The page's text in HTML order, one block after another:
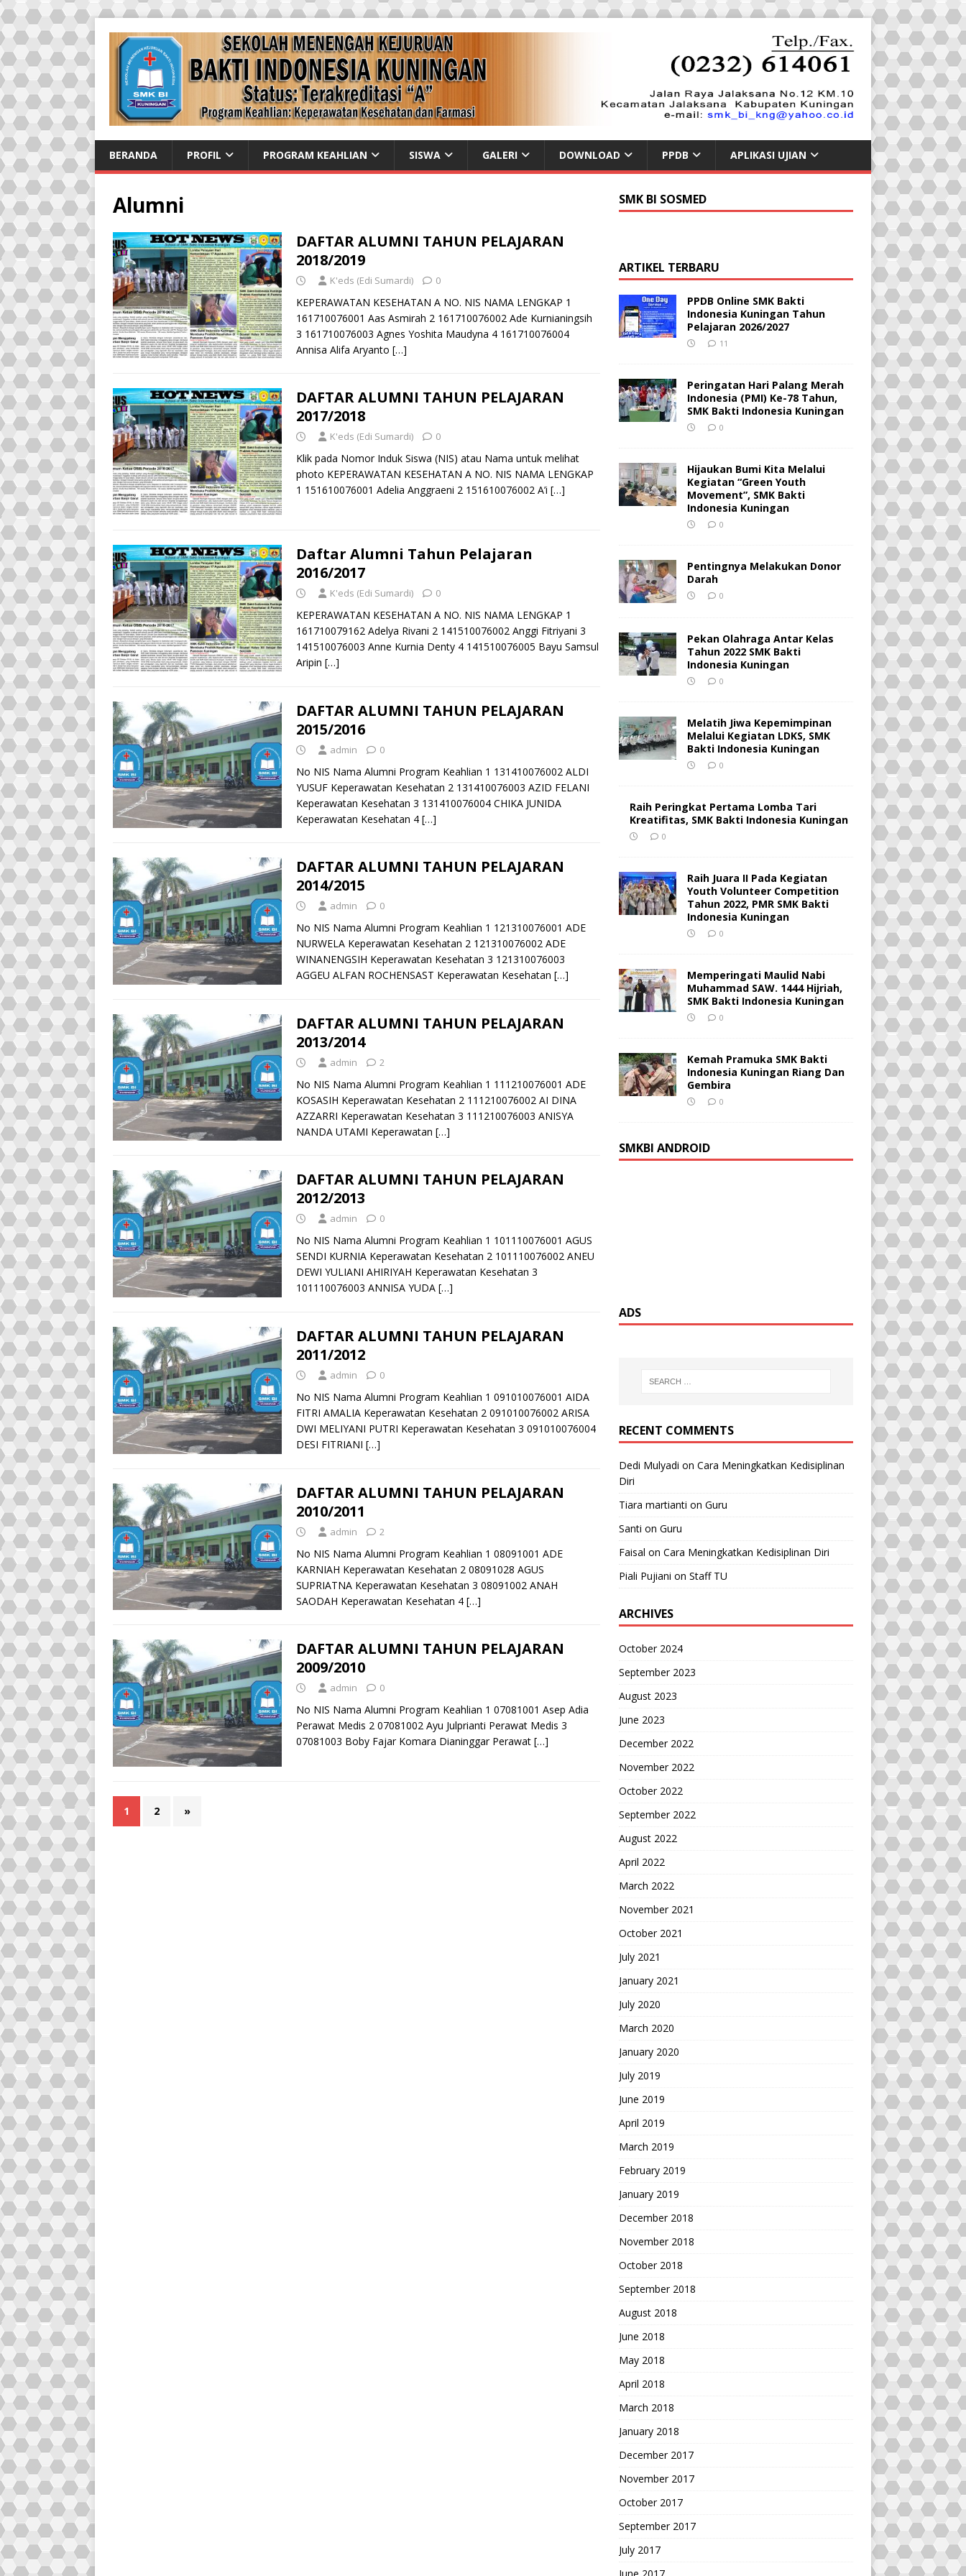
BERANDA PROFIL PROGRAM KEAHLIAN SISWA GALERI DOWNLOAD PPDB APLIKASI UJIAN
Alumni
DAFTAR ALUMNI TAHUN PELAJARAN
2018/2019
K'eds (Edi Sumardi) 0
KEPERAWATAN KESEHATAN A NO. NIS NAMA LENGKAP 1
161710076001 Aas Asmirah 2 161710076002 Ade Kurnianingsih
3 161710076003 Agnes Yoshita Maudyna 4 161710076004
Annisa Alifa Aryanto […]
DAFTAR ALUMNI TAHUN PELAJARAN
2017/2018
K'eds (Edi Sumardi) 0
Klik pada Nomor Induk Siswa (NIS) atau Nama untuk melihat
photo KEPERAWATAN KESEHATAN A NO. NIS NAMA LENGKAP
1 151610076001 Adelia Anggraeni 2 151610076002 A’i […]
Daftar Alumni Tahun Pelajaran
2016/2017
K'eds (Edi Sumardi) 0
KEPERAWATAN KESEHATAN A NO. NIS NAMA LENGKAP 1
161710079162 Adelya Rivani 2 141510076002 Anggi Fitriyani 3
141510076003 Anne Kurnia Denty 4 141510076005 Bayu Samsul
Aripin […]
DAFTAR ALUMNI TAHUN PELAJARAN
2015/2016
admin 0
No NIS Nama Alumni Program Keahlian 1 131410076002 ALDI
YUSUF Keperawatan Kesehatan 2 131410076003 AZID FELANI
Keperawatan Kesehatan 3 131410076004 CHIKA JUNIDA
Keperawatan Kesehatan 4 […]
DAFTAR ALUMNI TAHUN PELAJARAN
2014/2015
admin 0
No NIS Nama Alumni Program Keahlian 1 121310076001 ADE
NURWELA Keperawatan Kesehatan 2 121310076002 ADE
WINANENGSIH Keperawatan Kesehatan 3 121310076003
AGGEU ALFAN ROCHENSAST Keperawatan Kesehatan […]
DAFTAR ALUMNI TAHUN PELAJARAN
2013/2014
admin 2
No NIS Nama Alumni Program Keahlian 1 111210076001 ADE
KOSASIH Keperawatan Kesehatan 2 111210076002 AI DINA
AZZARRI Keperawatan Kesehatan 3 111210076003 ANISYA
NANDA UTAMI Keperawatan […]
DAFTAR ALUMNI TAHUN PELAJARAN
2012/2013
admin 0
No NIS Nama Alumni Program Keahlian 1 101110076001 AGUS
SENDI KURNIA Keperawatan Kesehatan 2 101110076002 ANEU
DEWI YULIANI AHIRIYAH Keperawatan Kesehatan 3
101110076003 ANNISA YUDA […]
DAFTAR ALUMNI TAHUN PELAJARAN
2011/2012
admin 0
No NIS Nama Alumni Program Keahlian 1 091010076001 AIDA
FITRI AMALIA Keperawatan Kesehatan 2 091010076002 ARISA
DWI MELIYANI PUTRI Keperawatan Kesehatan 3 091010076004
DESI FITRIANI […]
DAFTAR ALUMNI TAHUN PELAJARAN
2010/2011
admin 2
No NIS Nama Alumni Program Keahlian 1 08091001 ADE
KARNIAH Keperawatan Kesehatan 2 08091028 AGUS
SUPRIATNA Keperawatan Kesehatan 3 08091002 ANAH
SAODAH Keperawatan Kesehatan 4 […]
DAFTAR ALUMNI TAHUN PELAJARAN
2009/2010
admin 0
No NIS Nama Alumni Program Keahlian 1 07081001 Asep Adia
Perawat Medis 2 07081002 Ayu Julprianti Perawat Medis 3
07081003 Boby Fajar Komara Dianinggar Perawat […]
1 2 »
SMK BI SOSMED
ARTIKEL TERBARU
PPDB Online SMK Bakti
Indonesia Kuningan Tahun
Pelajaran 2026/2027
11
Peringatan Hari Palang Merah
Indonesia (PMI) Ke-78 Tahun,
SMK Bakti Indonesia Kuningan
0
Hijaukan Bumi Kita Melalui
Kegiatan “Green Youth
Movement”, SMK Bakti
Indonesia Kuningan
0
Pentingnya Melakukan Donor
Darah
0
Pekan Olahraga Antar Kelas
Tahun 2022 SMK Bakti
Indonesia Kuningan
0
Melatih Jiwa Kepemimpinan
Melalui Kegiatan LDKS, SMK
Bakti Indonesia Kuningan
0
Raih Peringkat Pertama Lomba Tari
Kreatifitas, SMK Bakti Indonesia Kuningan
0
Raih Juara II Pada Kegiatan
Youth Volunteer Competition
Tahun 2022, PMR SMK Bakti
Indonesia Kuningan
0
Memperingati Maulid Nabi
Muhammad SAW. 1444 Hijriah,
SMK Bakti Indonesia Kuningan
0
Kemah Pramuka SMK Bakti
Indonesia Kuningan Riang Dan
Gembira
0
SMKBI ANDROID
ADS
RECENT COMMENTS
Dedi Mulyadi on Cara Meningkatkan Kedisiplinan
Diri
Tiara martianti on Guru
Santi on Guru
Faisal on Cara Meningkatkan Kedisiplinan Diri
Piali Pujiani on Staff TU
ARCHIVES
October 2024
September 2023
August 2023
June 2023
December 2022
November 2022
October 2022
September 2022
August 2022
April 2022
March 2022
November 2021
October 2021
July 2021
January 2021
July 2020
March 2020
January 2020
July 2019
June 2019
April 2019
March 2019
February 2019
January 2019
December 2018
November 2018
October 2018
September 2018
August 2018
June 2018
May 2018
April 2018
March 2018
January 2018
December 2017
November 2017
October 2017
September 2017
July 2017